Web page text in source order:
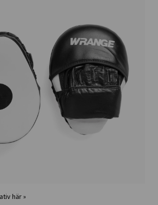
Se leveransalternativ här »